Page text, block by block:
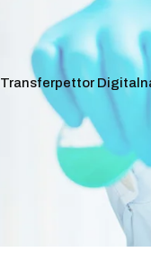
Transferpettor